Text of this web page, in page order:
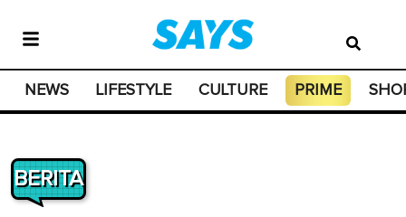
NEWS LIFESTYLE CULTURE PRIME
BERITA